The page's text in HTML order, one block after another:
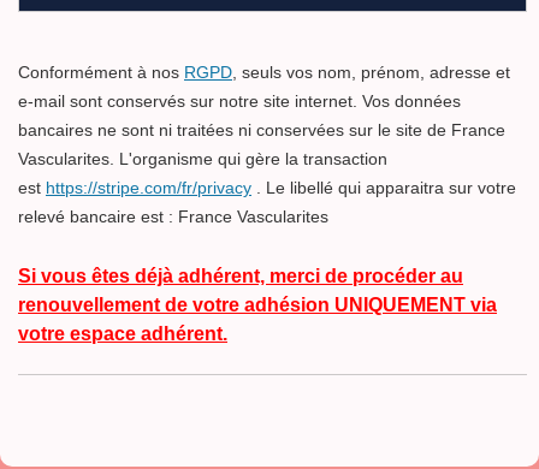
Conformément à nos RGPD, seuls vos nom, prénom, adresse et
e-mail sont conservés sur notre site internet. Vos données
bancaires ne sont ni traitées ni conservées sur le site de France
Vascularites. L'organisme qui gère la transaction
est https://stripe.com/fr/privacy . Le libellé qui apparaitra sur votre
relevé bancaire est : France Vascularites
Si vous êtes déjà adhérent, merci de procéder au
renouvellement de votre adhésion UNIQUEMENT via
votre espace adhérent.